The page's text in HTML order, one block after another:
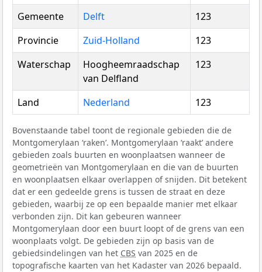
Gemeente
Delft
123
Provincie
Zuid-Holland
123
Waterschap
Hoogheemraadschap
van Delfland
123
Land Nederland 123
Bovenstaande tabel toont de regionale gebieden die de
Montgomerylaan ‘raken’. Montgomerylaan ‘raakt’ andere
gebieden zoals buurten en woonplaatsen wanneer de
geometrieën van Montgomerylaan en die van de buurten
en woonplaatsen elkaar overlappen of snijden. Dit betekent
dat er een gedeelde grens is tussen de straat en deze
gebieden, waarbij ze op een bepaalde manier met elkaar
verbonden zijn. Dit kan gebeuren wanneer
Montgomerylaan door een buurt loopt of de grens van een
woonplaats volgt. De gebieden zijn op basis van de
gebiedsindelingen van het CBS van 2025 en de
topografische kaarten van het Kadaster van 2026 bepaald.